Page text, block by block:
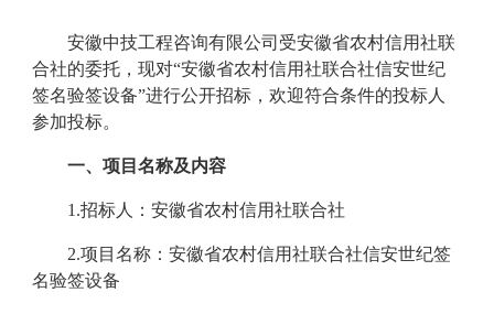
安徽中技工程咨询有限公司 受安徽省农村信用社联
合社的委托，现对“安徽省农村信用社联合社信安世纪
签名验签设备”进行公开招标，欢迎符合条件的投标人
参加投标。
一、 项目名称及内容
1.招标人：安徽省农村信用社联合社
2.项目名称： 安徽省农村信用社联合社信安世纪签
名验签设备